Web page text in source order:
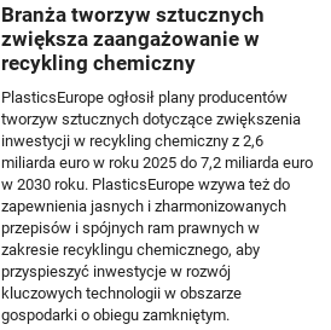
Branża tworzyw sztucznych
zwiększa zaangażowanie w
recykling chemiczny
PlasticsEurope ogłosił plany producentów
tworzyw sztucznych dotyczące zwiększenia
inwestycji w recykling chemiczny z 2,6
miliarda euro w roku 2025 do 7,2 miliarda euro
w 2030 roku. PlasticsEurope wzywa też do
zapewnienia jasnych i zharmonizowanych
przepisów i spójnych ram prawnych w
zakresie recyklingu chemicznego, aby
przyspieszyć inwestycje w rozwój
kluczowych technologii w obszarze
gospodarki o obiegu zamkniętym.